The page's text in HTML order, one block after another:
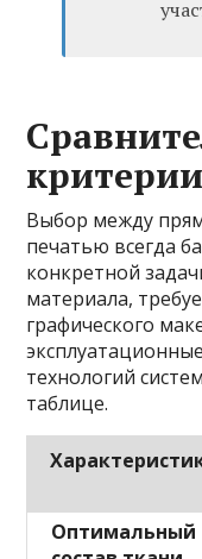
Выбор между
печатью всегда
конкретной
материала,
графического
технологий
таблице.
Оптимальный